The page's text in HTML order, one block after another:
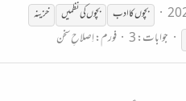
بچوںکا ادب بچوںکینظمیں
خزینہ
جوابات: 3 فورم:اِصلاحِ سخن